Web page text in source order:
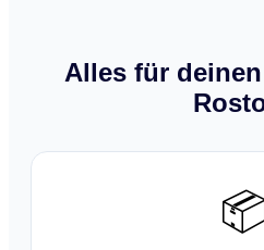
Alles für